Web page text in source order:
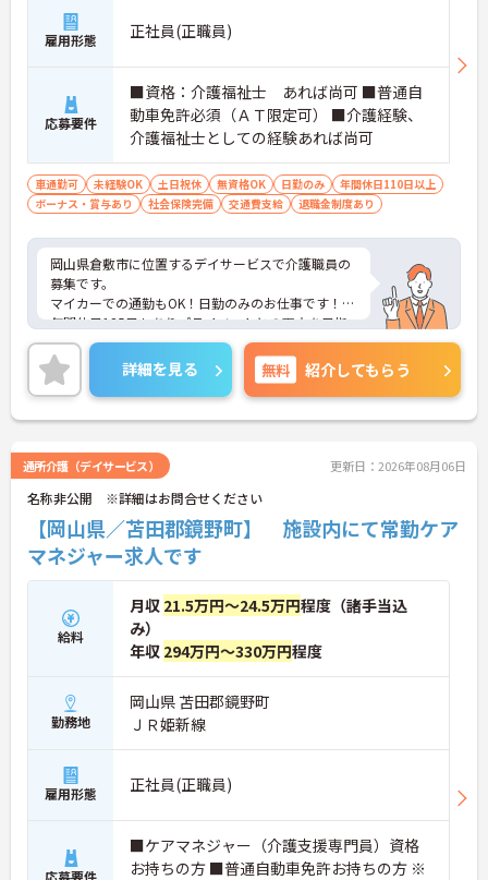
雇用形態 正社員(正職員)
応募要件
■資格：介護福祉士 あれば尚可 ■普通自
動車免許必須（ＡＴ限定可） ■介護経験、
介護福祉士としての経験あれば尚可
車通勤可 未経験OK 土日祝休 無資格OK 日勤のみ
年間休日110日以上
ボーナス・賞与あり
社会保険完備 交通費支給 退職金制度あり
岡山県倉敷市に位置するデイサービスで介護職員の
募集です。
マイカーでの通勤もOK！日勤のみのお仕事です！
年間休日125日もありプライベートとの両立を目指
す方におすすめの環境です◎しっかりとしたフォロ
ー体制で、経験に関わらず安心してスタートできま
す。また昇給や賞与制度があり、頑張りが評価され
てしっかりと職員に還元されます。
こちらの求人にご興味がございましたら面接のポイ
ます。
詳細を見る 無料 紹介してもらう
通所介護（デイサービス） 更新日：2026年08月06日
名称非公開 ※詳細はお問合せください
【岡山県／苫田郡鏡野町】 施設内にて常勤ケア
マネジャー求人です
給料
月収 21.5万円～24.5万円程度（諸手当込
み）
年収 294万円～330万円程度
勤務地
岡山県 苫田郡鏡野町
ＪＲ姫新線
雇用形態 正社員(正職員)
■ケアマネジャー（介護支援専門員）資格
お持ちの方 ■普通自動車免許お持ちの方 ※